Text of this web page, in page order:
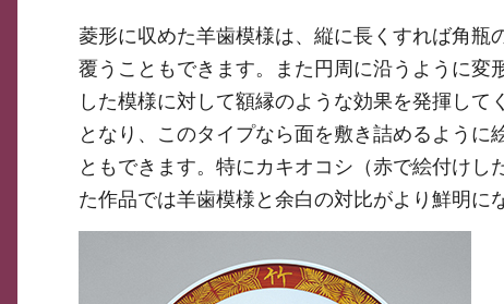
菱形に収めた羊歯模様は、縦に長くすれば角瓶
覆うこともできます。また円周に沿うように
した模様に対して額縁のような効果を発揮し
となり、このタイプなら面を敷き詰めるよう
ともできます。特にカキオコシ（赤で絵付け
た作品では羊歯模様と余白の対比がより鮮明に